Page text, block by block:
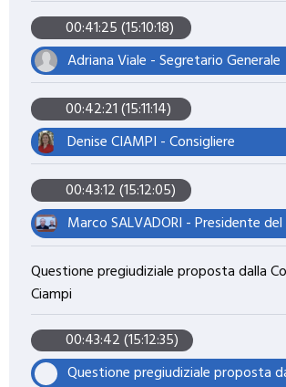
00:41:25 (15:10:18)
Adriana Viale - Segretario Generale
00:42:21 (15:11:14)
Denise CIAMPI - Consigliere
00:43:12 (15:12:05)
Marco SALVADORI - Presidente
Questione pregiudiziale proposta dalla
Ciampi
00:43:42 (15:12:35)